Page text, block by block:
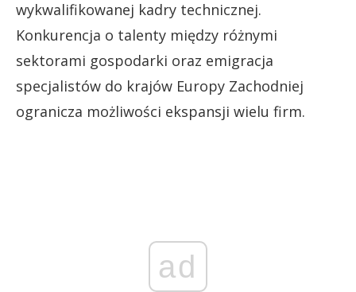
wykwalifikowanej kadry technicznej.
Konkurencja o talenty między różnymi
sektorami gospodarki oraz emigracja
specjalistów do krajów Europy Zachodniej
ogranicza możliwości ekspansji wielu firm.
ad